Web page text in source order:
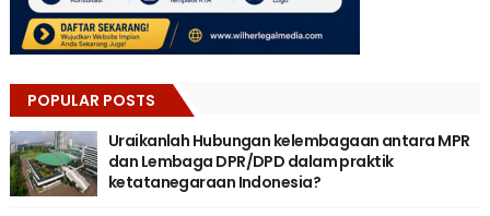
POPULAR POSTS
Uraikanlah Hubungan kelembagaan antara MPR
dan Lembaga DPR/DPD dalam praktik
ketatanegaraan Indonesia?